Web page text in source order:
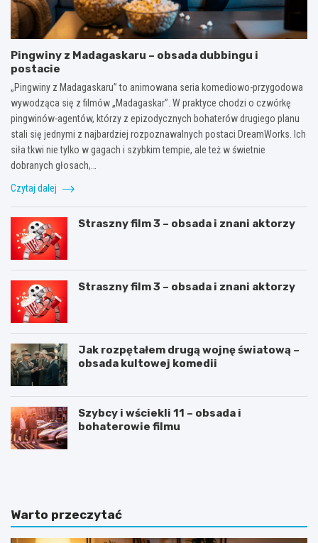
Pingwiny z Madagaskaru – obsada dubbingu i
postacie
„Pingwiny z Madagaskaru” to animowana seria komediowo-przygodowa
wywodząca się z filmów „Madagaskar”. W praktyce chodzi o czwórkę
pingwinów-agentów, którzy z epizodycznych bohaterów drugiego planu
stali się jednymi z najbardziej rozpoznawalnych postaci DreamWorks. Ich
siła tkwi nie tylko w gagach i szybkim tempie, ale też w świetnie
dobranych głosach,…
Czytaj dalej
Straszny film 3 – obsada i znani aktorzy
Straszny film 3 – obsada i znani aktorzy
Jak rozpętałem drugą wojnę światową –
obsada kultowej komedii
Szybcy i wściekli 11 – obsada i
bohaterowie filmu
C
6
”
J
p
i
Warto przeczytać